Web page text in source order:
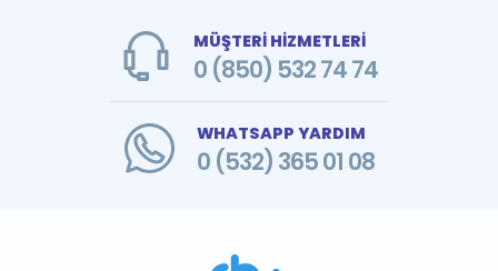
MÜŞTERİ HİZMETLERİ
0 (850) 532 74 74
WHATSAPP YARDIM
0 (532) 365 01 08